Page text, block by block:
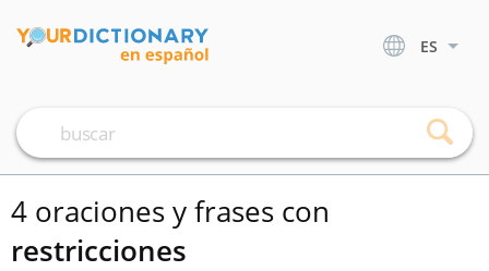
ES
4 oraciones y frases con
restricciones